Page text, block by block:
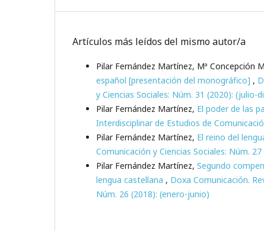
Artículos más leídos del mismo autor/a
Pilar Fernández Martínez, Mª Concepción
español [presentación del monográfico] ,
y Ciencias Sociales: Núm. 31 (2020): (julio-
Pilar Fernández Martínez, El poder de las
Interdisciplinar de Estudios de
Pilar Fernández Martínez, El reino del
Comunicación y Ciencias Sociales: Núm.
Pilar Fernández Martínez, Segundo
lengua castellana , Doxa Comunicación.
Núm. 26 (2018): (enero-junio)